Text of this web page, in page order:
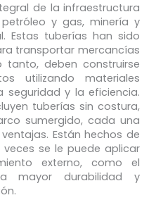
de la infraestructura
y gas, minería y
Estas tuberías han sido
transportar mercancías
deben construirse
utilizando materiales
seguridad y la eficiencia.
tuberías sin costura,
sumergido, cada una
Están hechos de
se le puede aplicar
externo, como el
mayor durabilidad y